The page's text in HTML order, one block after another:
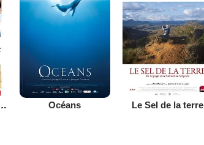
De L'école Océans Le Sel de la terre